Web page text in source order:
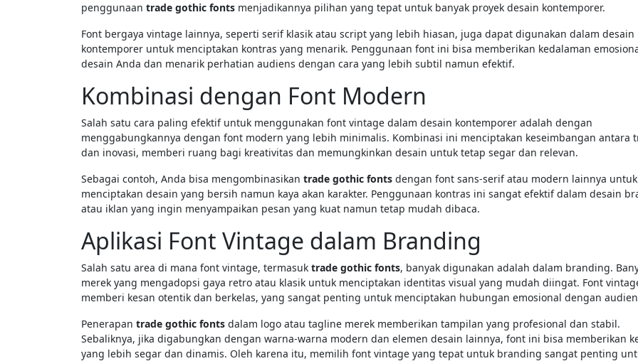
penggunaan trade gothic fonts menjadikannya pilihan yang tepat untuk banyak proyek desain kontemporer.
Font bergaya vintage lainnya, seperti serif klasik atau script yang lebih hiasan, juga dapat digunakan dalam desain
kontemporer untuk menciptakan kontras yang menarik. Penggunaan font ini bisa memberikan kedalaman
desain Anda dan menarik perhatian audiens dengan cara yang lebih subtil namun efektif.
Kombinasi dengan Font Modern
Salah satu cara paling efektif untuk menggunakan font vintage dalam desain kontemporer adalah dengan
menggabungkannya dengan font modern yang lebih minimalis. Kombinasi ini menciptakan keseimbangan antara
dan inovasi, memberi ruang bagi kreativitas dan memungkinkan desain untuk tetap segar dan relevan.
Sebagai contoh, Anda bisa mengombinasikan trade gothic fonts dengan font sans-serif atau modern lainnya untuk
menciptakan desain yang bersih namun kaya akan karakter. Penggunaan kontras ini sangat efektif dalam desain
atau iklan yang ingin menyampaikan pesan yang kuat namun tetap mudah dibaca.
Aplikasi Font Vintage dalam Branding
Salah satu area di mana font vintage, termasuk trade gothic fonts, banyak digunakan adalah dalam branding.
merek yang mengadopsi gaya retro atau klasik untuk menciptakan identitas visual yang mudah diingat. Font
memberi kesan otentik dan berkelas, yang sangat penting untuk menciptakan hubungan emosional dengan
Penerapan trade gothic fonts dalam logo atau tagline merek memberikan tampilan yang profesional dan stabil.
Sebaliknya, jika digabungkan dengan warna-warna modern dan elemen desain lainnya, font ini bisa memberikan
yang lebih segar dan dinamis. Oleh karena itu, memilih font vintage yang tepat untuk branding sangat penting